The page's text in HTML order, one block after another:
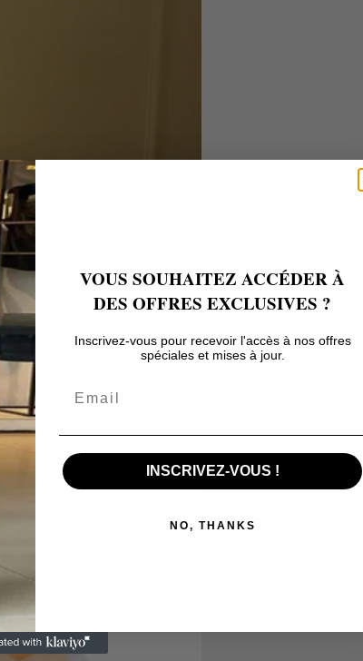
VOUS SOUHAITEZ ACCÉDER À
DES OFFRES EXCLUSIVES ?
Inscrivez-vous pour recevoir l'accès à nos offres
spéciales et mises à jour.
INSCRIVEZ-VOUS !
NO, THANKS